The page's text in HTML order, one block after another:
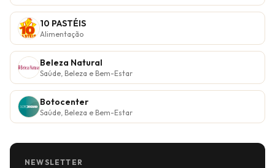
10 PASTÉIS
Alimentação
Beleza Natural
Saúde, Beleza e Bem-Estar
Botocenter
Saúde, Beleza e Bem-Estar
NEWSLETTER